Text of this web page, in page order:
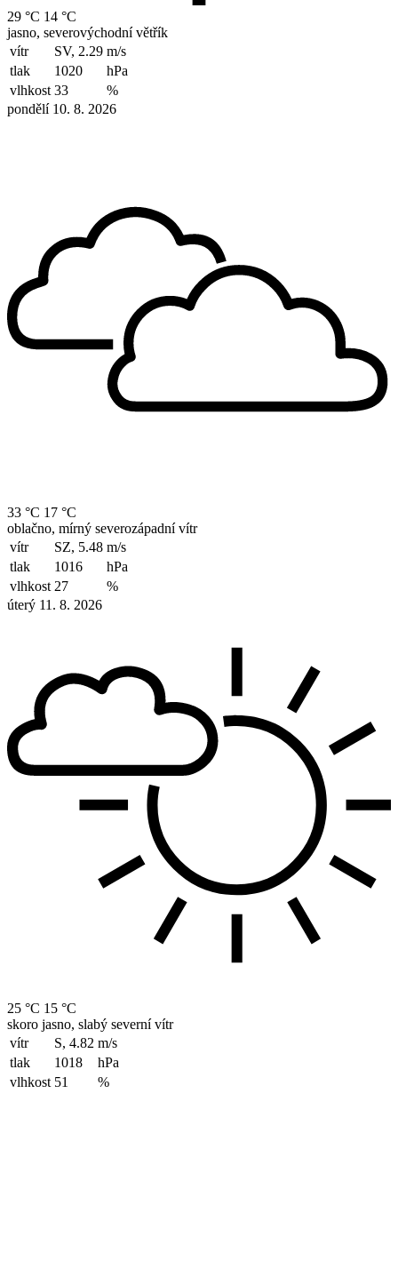
29 °C 14 °C
jasno, severovýchodní větřík
vítr
SV, 2.29 m/s
tlak
1020
hPa
vlhkost 33
%
pondělí 10. 8. 2026
33 °C 17 °C
oblačno, mírný severozápadní vítr
vítr
SZ, 5.48 m/s
tlak
1016
hPa
vlhkost 27
%
úterý 11. 8. 2026
25 °C 15 °C
skoro jasno, slabý severní vítr
vítr
S, 4.82 m/s
tlak
1018
hPa
vlhkost 51 %